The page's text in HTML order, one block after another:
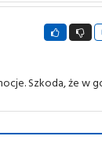
Szkoda, że w